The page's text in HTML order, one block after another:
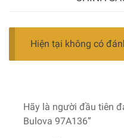
Hiện tại không có
Hãy là người đầu tiên
Bulova 97A136”